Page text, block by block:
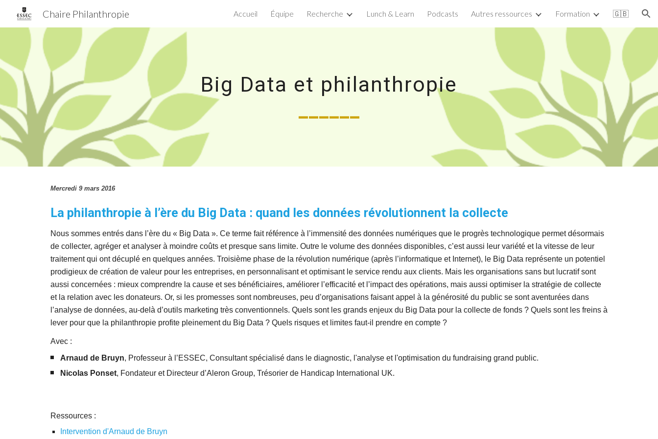
Skip to main content Skip to navigation
Chaire Philanthropie Accueil Équipe Recherche Lunch & Learn Podcasts Autres ressources Formation 🇬🇧
Big Data et philanthropie
Mercredi 9 mars 2016
La philanthropie à l’ère du Big Data : quand les données révolutionnent la collecte
Nous sommes entrés dans l’ère du « Big Data ». Ce terme fait référence à l’immensité des données numériques que le progrès technologique permet désormais
de collecter, agréger et analyser à moindre coûts et presque sans limite. Outre le volume des données disponibles, c’est aussi leur variété et la vitesse de leur
traitement qui ont décuplé en quelques années. Troisième phase de la révolution numérique (après l’informatique et Internet), le Big Data représente un potentiel
prodigieux de création de valeur pour les entreprises, en personnalisant et optimisant le service rendu aux clients. Mais les organisations sans but lucratif sont
aussi concernées : mieux comprendre la cause et ses bénéficiaires, améliorer l’efficacité et l’impact des opérations, mais aussi optimiser la stratégie de collecte
et la relation avec les donateurs. Or, si les promesses sont nombreuses, peu d’organisations faisant appel à la générosité du public se sont aventurées dans
l’analyse de données, au-delà d’outils marketing très conventionnels. Quels sont les grands enjeux du Big Data pour la collecte de fonds ? Quels sont les freins à
lever pour que la philanthropie profite pleinement du Big Data ? Quels risques et limites faut-il prendre en compte ?
Avec :
Arnaud de Bruyn, Professeur à l’ESSEC, Consultant spécialisé dans le diagnostic, l'analyse et l'optimisation du fundraising grand public.
Nicolas Ponset, Fondateur et Directeur d’Aleron Group, Trésorier de Handicap International UK.
Ressources :
Intervention d'Arnaud de Bruyn